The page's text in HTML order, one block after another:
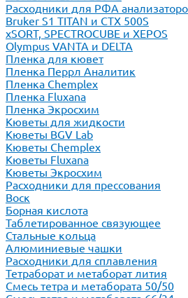
Расходники для РФА
Bruker S1 TITAN и CTX 500S
xSORT, SPECTROCUBE и XEPOS
Olympus VANTA и DELTA
Пленка для кювет
Пленка Перрл Аналитик
Пленка Chemplex
Пленка Fluxana
Пленка Экросхим
Кюветы для жидкости
Кюветы BGV Lab
Кюветы Chemplex
Кюветы Fluxana
Кюветы Экросхим
Расходники для прессования
Воск
Борная кислота
Таблетированное связующее
Стальные кольца
Алюминиевые чашки
Расходники для сплавления
Тетраборат и метаборат лития
Смесь тетра и метабората 50/50